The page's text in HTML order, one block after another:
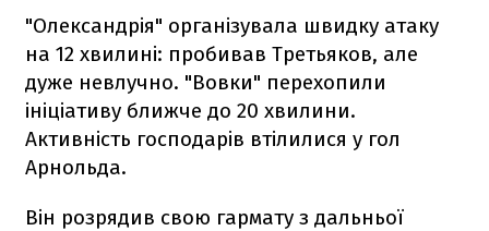
"Олександрія" організувала швидку атаку
на 12 хвилині: пробивав Третьяков, але
дуже невлучно. "Вовки" перехопили
ініціативу ближче до 20 хвилини.
Активність господарів втілилися у гол
Арнольда.
Він розрядив свою гармату з дальньої